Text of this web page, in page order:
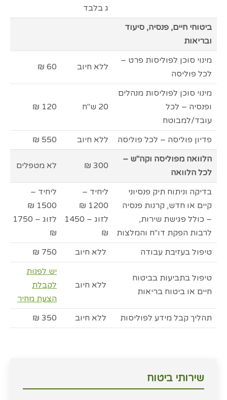
ג בלבד
ביטוחי חיים, פנסיה, סיעוד
ובריאות
מינוי סוכן לפוליסות פרט –
לכל פוליסה
ללא חיוב 60 ₪
מינוי סוכן לפוליסות מנהלים
ופנסיה – לכל
עובד/למבוטח
20 ש"ח 120 ₪
פדיון פוליסה – לכל פוליסה ללא חיוב
550 ₪
הלוואה מפוליסה וקה"ש –
לכל הלוואה
300 ₪ לא מטפלים
בדיקה וניתוח תיק פנסיוני
קיים או חדש, קרנות פנסיה
– כולל פגישת שירות,
לרבות הפקת דו"ח והמלצות
ליחיד –
1200 ₪
לזוג – 1450
₪
ליחיד –
1500 ₪
לזוג – 1750
₪
טיפול בעזיבת עבודה
ללא חיוב 750 ₪
טיפול בתביעות בביטוח
חיים או ביטוח בריאות
ללא חיוב
יש לפנות
לקבלת
הצעת מחיר
תהליך קבל מידע לפוליסות
ללא חיוב 350 ₪
שירותי ביטוח